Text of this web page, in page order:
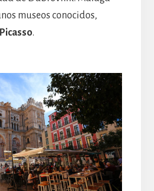
museos conocidos,
.